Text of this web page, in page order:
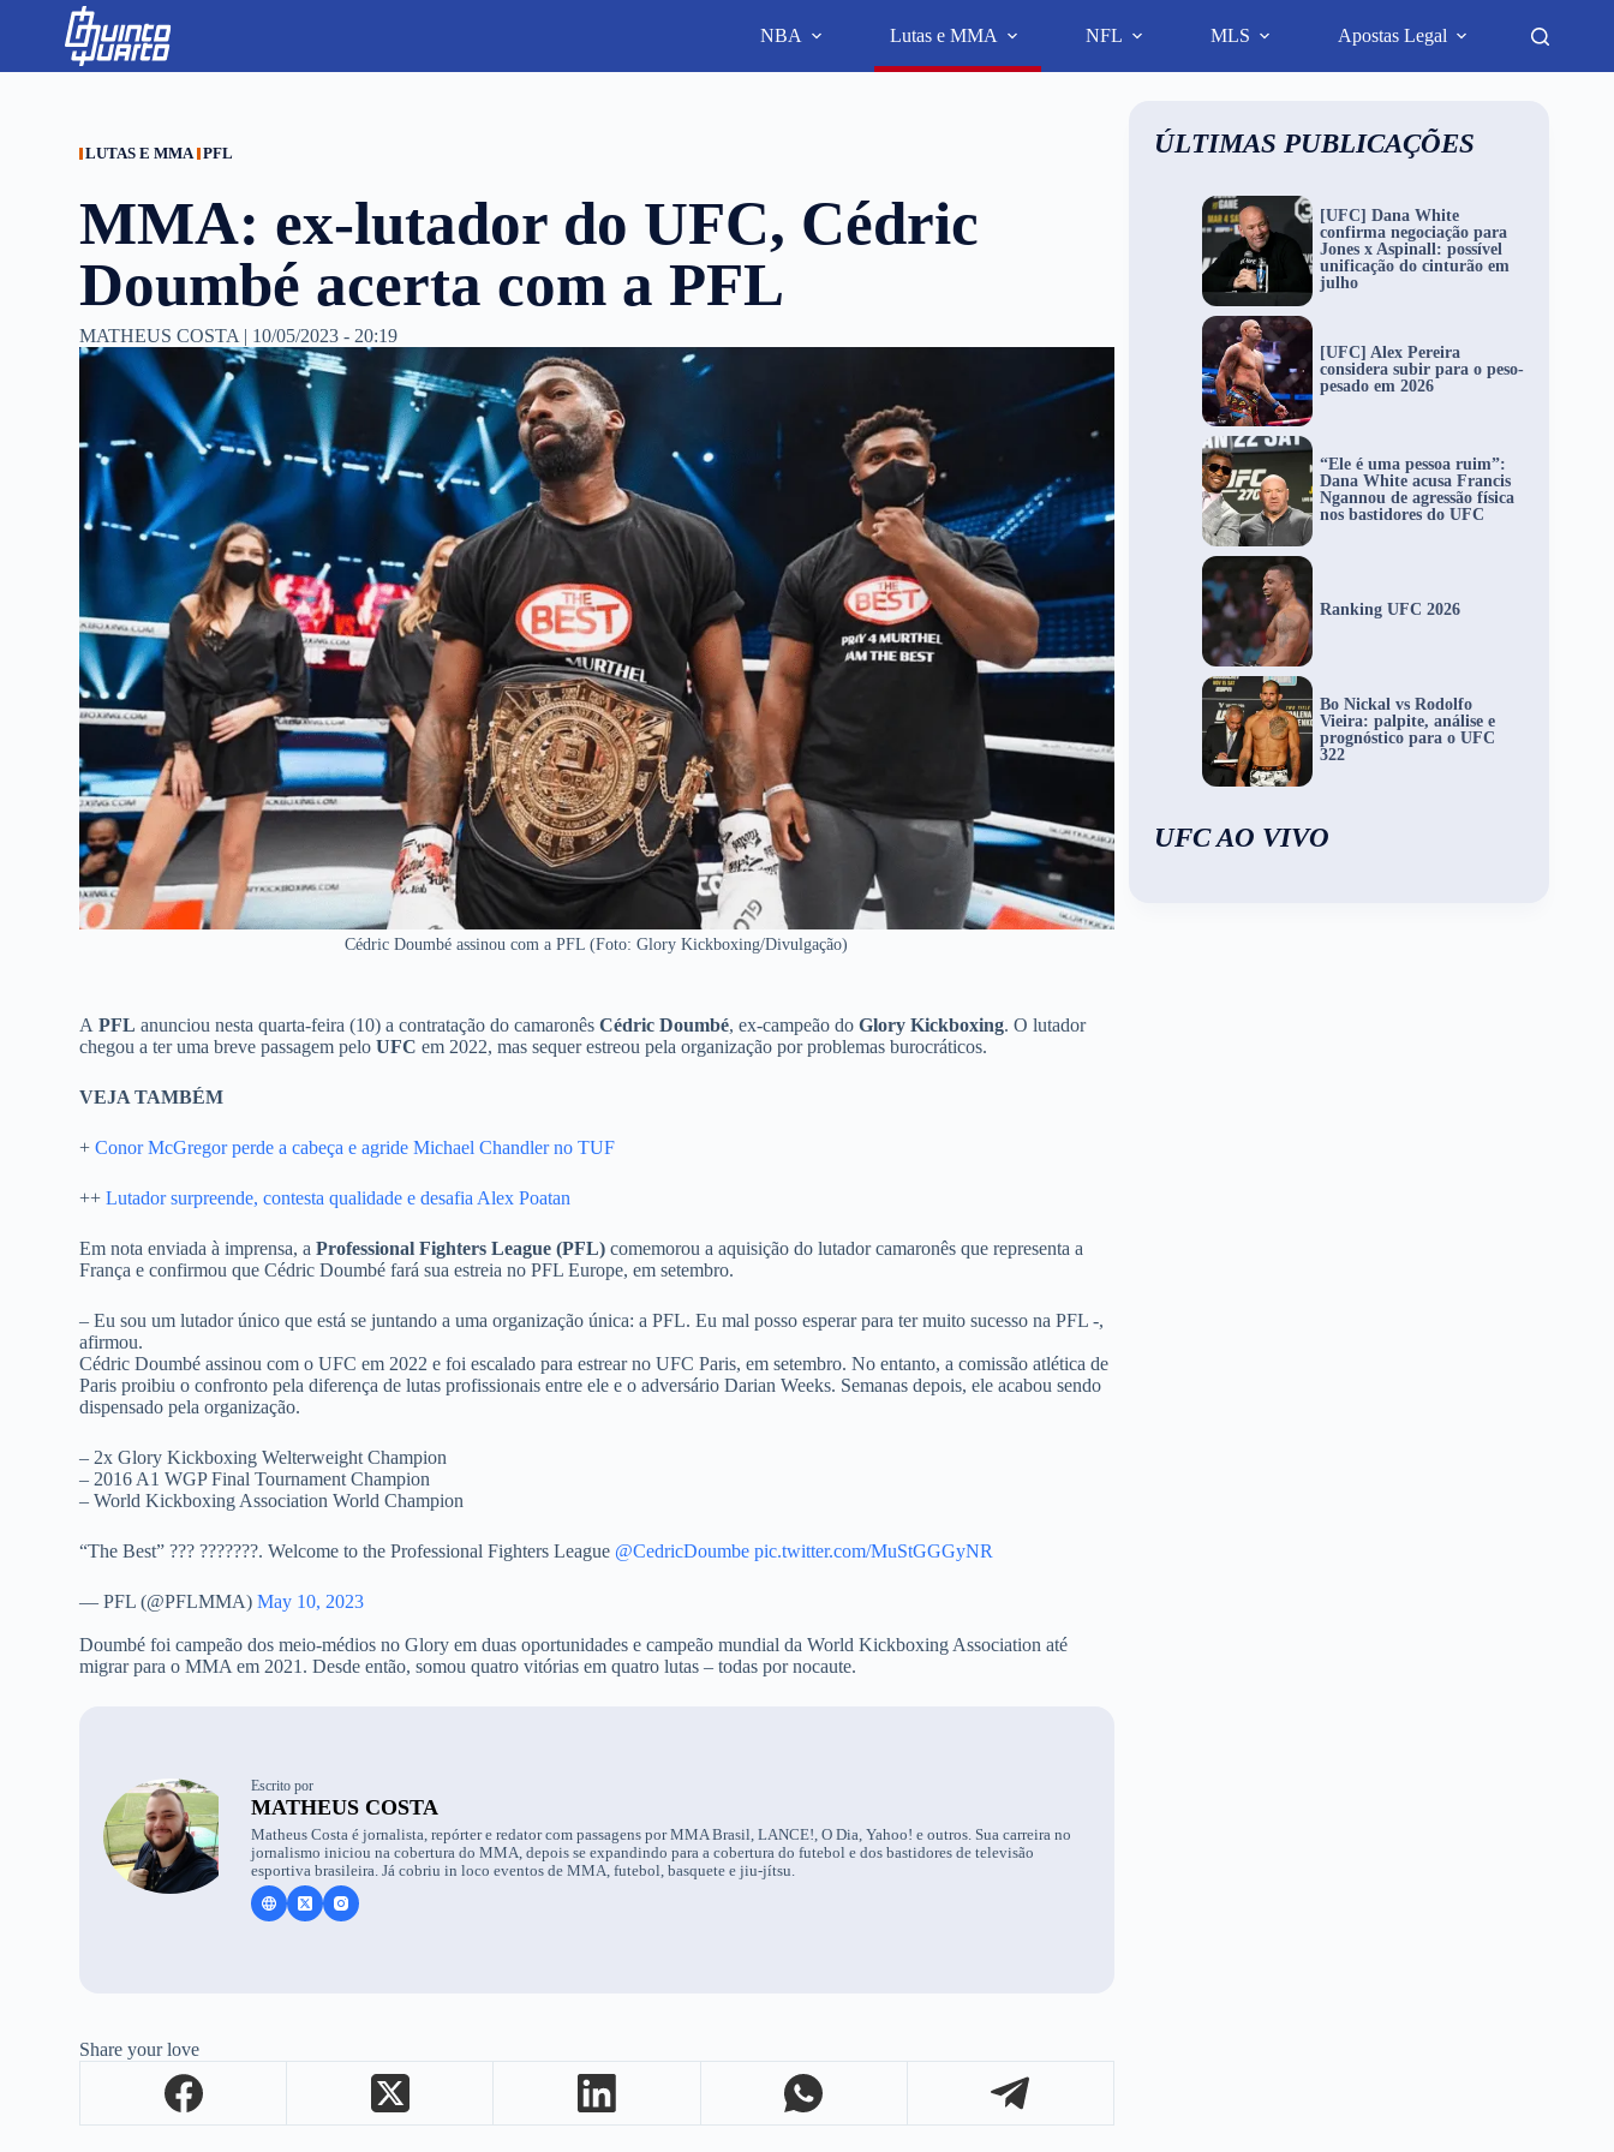
p
NBA Lutas e MMA NFL MLS Apostas Legal
LUTAS E MMA PFL
MMA: ex-lutador do UFC, Cédric
Doumbé acerta com a PFL
MATHEUS COSTA | 10/05/2023 - 20:19
Cédric Doumbé assinou com a PFL (Foto: Glory Kickboxing/Divulgação)
APFL anunciou nesta quarta-feira (10) a contratação do camaronêsCédric Doumbé, ex-campeão doGlory Kickboxing. O lutador
chegou a ter uma breve passagem peloUFC em 2022, mas sequer estreou pela organização por problemas burocráticos.
VEJA TAMBÉM
+Conor McGregor perde a cabeça e agride Michael Chandler no TUF
++Lutador surpreende, contesta qualidade e desafia Alex Poatan
Em nota enviada à imprensa, aProfessional Fighters League (PFL) comemorou a aquisição do lutador camaronês que representa a
França e confirmou que Cédric Doumbé fará sua estreia no PFL Europe, em setembro.
– Eu sou um lutador único que está se juntando a uma organização única: a PFL. Eu mal posso esperar para ter muito sucesso na PFL -,
afirmou.
Cédric Doumbé assinou com o UFC em 2022 e foi escalado para estrear no UFC Paris, em setembro. No entanto, a comissão atlética de
Paris proibiu o confronto pela diferença de lutas profissionais entre ele e o adversário Darian Weeks. Semanas depois, ele acabou sendo
dispensado pela organização.
– 2x Glory Kickboxing Welterweight Champion
– 2016 A1 WGP Final Tournament Champion
– World Kickboxing Association World Champion
“The Best” ??? ???????. Welcome to the Professional Fighters League @CedricDoumbe pic.twitter.com/MuStGGGyNR
— PFL (@PFLMMA)May 10, 2023
Doumbé foi campeão dos meio-médios no Glory em duas oportunidades e campeão mundial da World Kickboxing Association até
migrar para o MMA em 2021. Desde então, somou quatro vitórias em quatro lutas – todas por nocaute.
Escrito por
MATHEUS COSTA
Matheus Costa é jornalista, repórter e redator com passagens por MMA Brasil, LANCE!, O Dia, Yahoo! e outros. Sua carreira no
jornalismo iniciou na cobertura do MMA, depois se expandindo para a cobertura do futebol e dos bastidores de televisão
esportiva brasileira. Já cobriu in loco eventos de MMA, futebol, basquete e jiu-jítsu.
Share your love
ÚLTIMAS PUBLICAÇÕES
[UFC] Dana White
confirma negociação para
Jones x Aspinall: possível
unificação do cinturão em
julho
[UFC] Alex Pereira
considera subir para o peso-
pesado em 2026
“Ele é uma pessoa ruim”:
Dana White acusa Francis
Ngannou de agressão física
nos bastidores do UFC
Ranking UFC 2026
Bo Nickal vs Rodolfo
Vieira: palpite, análise e
prognóstico para o UFC
322
UFC AO VIVO